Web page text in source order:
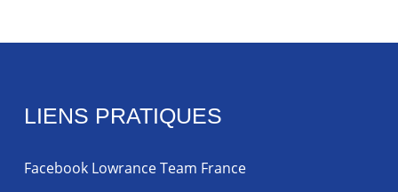
LIENS PRATIQUES
Facebook Lowrance Team France